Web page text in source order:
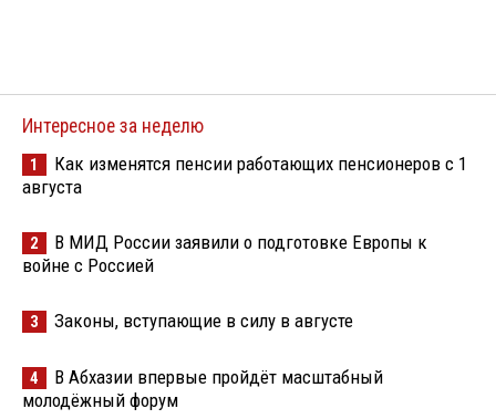
Интересное за неделю
1
Как изменятся пенсии работающих пенсионеров с 1
августа
2
В МИД России заявили о подготовке Европы к
войне с Россией
3 Законы, вступающие в силу в августе
4
В Абхазии впервые пройдёт масштабный
молодёжный форум